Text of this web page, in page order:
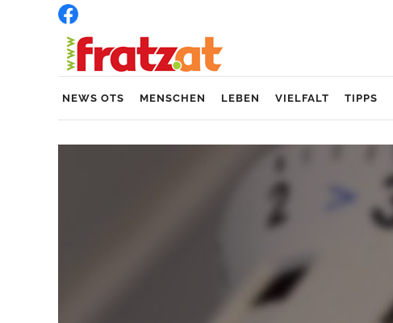
NEWS OTS MENSCHEN LEBEN VIELFALT TIPPS